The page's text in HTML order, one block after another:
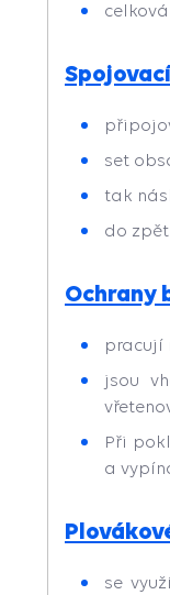
set
tak
do
Ochrany
pracují
jsou
Při
a
se